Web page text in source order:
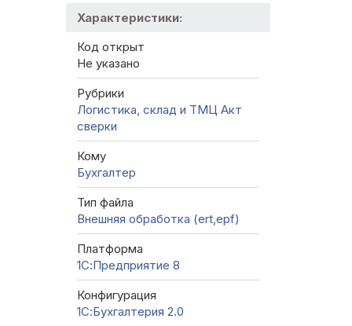
Характеристики:
Код открыт
Не указано
Рубрики
Логистика, склад и ТМЦ Акт
сверки
Кому
Бухгалтер
Тип файла
Внешняя обработка (ert,epf)
Платформа
1С:Предприятие 8
Конфигурация
1С:Бухгалтерия 2.0